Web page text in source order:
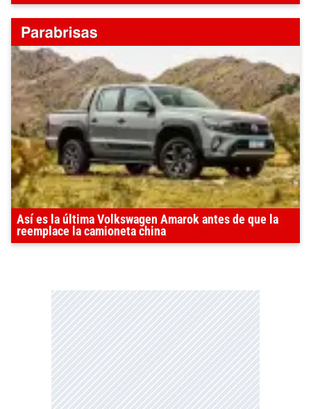
Así es la última Volkswagen Amarok antes de que la
reemplace la camioneta china